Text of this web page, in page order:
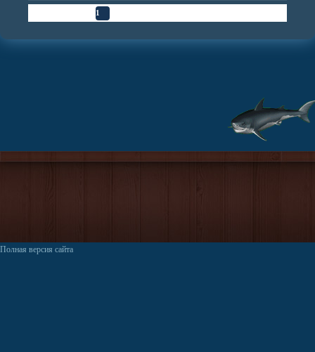
1
Полная версия сайта